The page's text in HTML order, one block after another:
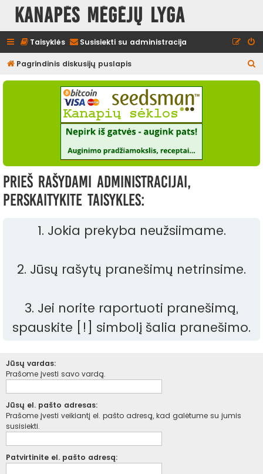
Kanapės mėgėjų lyga
Taisyklės Susisiekti su administracija
Pagrindinis diskusijų puslapis
e
Prieš rašydami administracijai,
perskaitykite taisykles:
1. Jokia prekyba neužsiimame.
2. Jūsų rašytų pranešimų netrinsime.
3. Jei norite raportuoti pranešimą,
spauskite [!] simbolį šalia pranešimo.
Jūsų vardas:
Prašome įvesti savo vardą.
Jūsų el. pašto adresas:
Prašome įvesti veikiantį el. pašto adresą, kad galėtume su jumis
susisiekti.
Patvirtinite el. pašto adresą: